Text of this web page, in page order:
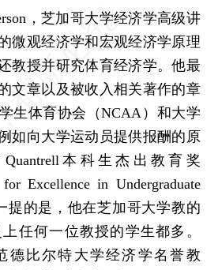
，芝加哥大学经济学高级讲
微观经济学和宏观经济学原理
教授并研究体育经济学。他最
文章以及被收入相关著作的章
生体育协会（NCAA）和大学
如向大学运动员提供报酬的原
本科生杰出教育奖
Excellence in Undergraduate
提的是，他在芝加哥大学教的
任何一位教授的学生都多。
德比尔特大学经济学名誉教